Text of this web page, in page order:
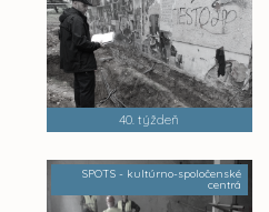
40. týždeň
SPOTS - kultúrno-spoločenské
centrá